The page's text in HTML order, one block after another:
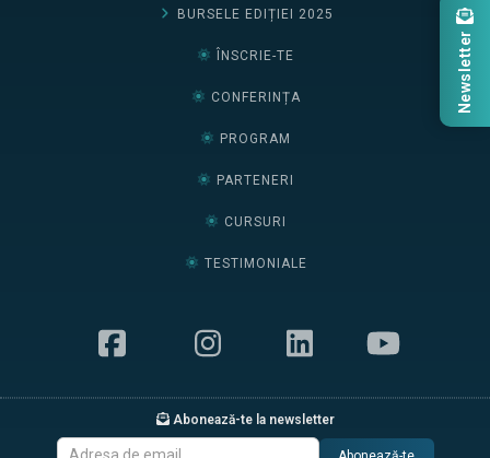
BURSELE EDIȚIEI 2025
ÎNSCRIE-TE
CONFERINȚA
PROGRAM
PARTENERI
CURSURI
TESTIMONIALE
Abonează-te la newsletter
Newsletter